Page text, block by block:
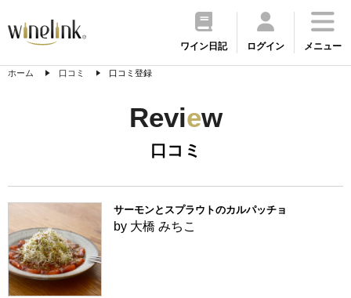
ワイン日記 ログイン メニュー
ホーム 口コミ 口コミ登録
Review
口コミ
サーモンとスプラウトのカルパッチョ
by 大橋 みちこ